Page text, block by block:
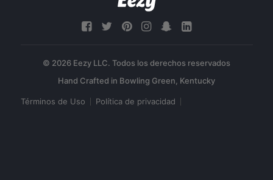
© 2026 Eezy LLC. Todos los derechos reservados
Términos de Uso Política de privacidad